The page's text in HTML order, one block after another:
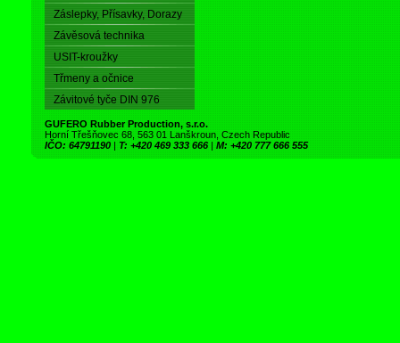
Záslepky, Přísavky, Dorazy
Závěsová technika
USIT-kroužky
Třmeny a očnice
Závitové tyče DIN 976
GUFERO Rubber Production, s.r.o.
Horní Třešňovec 68, 563 01 Lanškroun, Czech Republic
IČO: 64791190 | T: +420 469 333 666 | M: +420 777 666 555